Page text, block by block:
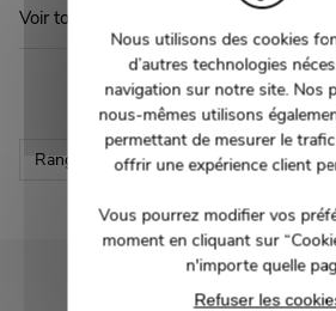
Voir toute la collection KYNA
Rangement
Nous utilisons des cookies
d’autres technologies
navigation sur notre site. Nos
nous-mêmes utilisons
permettant de mesurer le
offrir une expérience client
Vous pourrez modifier vos
moment en cliquant sur
n'importe quelle
Refuser les